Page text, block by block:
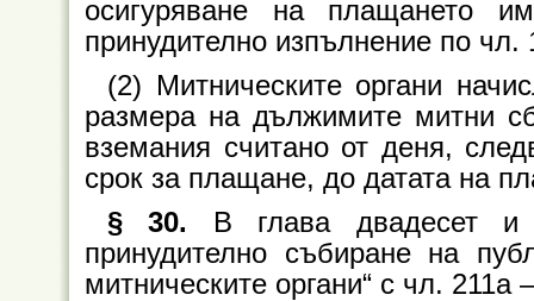
осигуряване на плащането
принудително изпълнение по чл.
(2) Митническите органи
размера на дължимите митни
вземания считано от деня,
срок за плащане, до датата на
§ 30. В глава двадесет и
принудително събиране на
митническите органи“ с чл. 211а